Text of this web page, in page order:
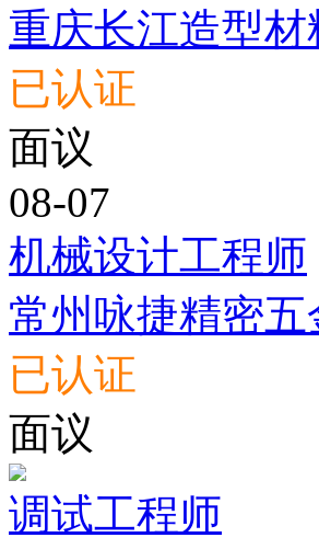
重庆长江造型
已认证
面议
08-07
机械设计工程师
常州咏捷精密
已认证
面议
调试工程师